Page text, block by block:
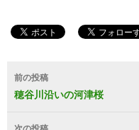
投
稿
ナ
前の投稿
穂谷川沿いの河津桜